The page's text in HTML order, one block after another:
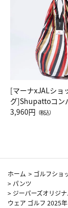
[マーナxJALショ
グ]Shupattoコン
Drop JAL客室乗務
3,960円 （税込）
ホーム > ゴルフショ
> パンツ
> ジーパーズオリジ
ウェア ゴルフ 2025